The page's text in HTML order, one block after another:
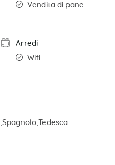
Vendita di pane
Arredi
Wifi
Spagnolo Tedesca